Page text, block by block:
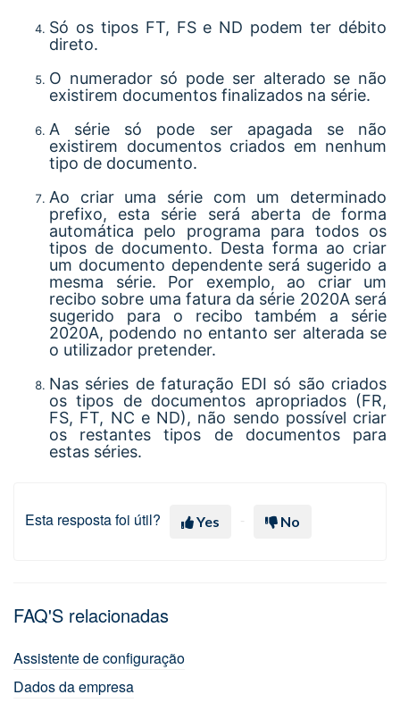
Só os tipos FT, FS e ND podem ter débito
direto.
O numerador só pode ser alterado se não
existirem documentos finalizados na série.
A série só pode ser apagada se não
existirem documentos criados em nenhum
tipo de documento.
Ao criar uma série com um determinado
prefixo, esta série será aberta de forma
automática pelo programa para todos os
tipos de documento. Desta forma ao criar
um documento dependente será sugerido a
mesma série. Por exemplo, ao criar um
recibo sobre uma fatura da série 2020A será
sugerido para o recibo também a série
2020A, podendo no entanto ser alterada se
o utilizador pretender.
Nas séries de faturação EDI só são criados
os tipos de documentos apropriados (FR,
FS, FT, NC e ND), não sendo possível criar
os restantes tipos de documentos para
estas séries.
Esta resposta foi útil? Yes No
FAQ'S relacionadas
Assistente de configuração
Dados da empresa